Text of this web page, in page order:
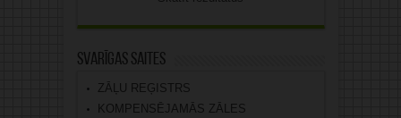
Svarīgas saites
ZĀĻU REĢISTRS
KOMPENSĒJAMĀS ZĀLES